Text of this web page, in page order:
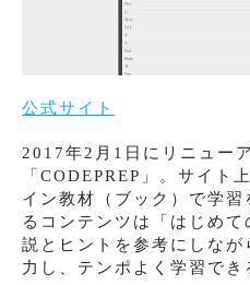
公式サイト
2017年2月1日にリニュー
「CODEPREP」。サイト
イン教材（ブック）で学
るコンテンツは「はじめ
説とヒントを参考にしなが
力し、テンポよく学習でき